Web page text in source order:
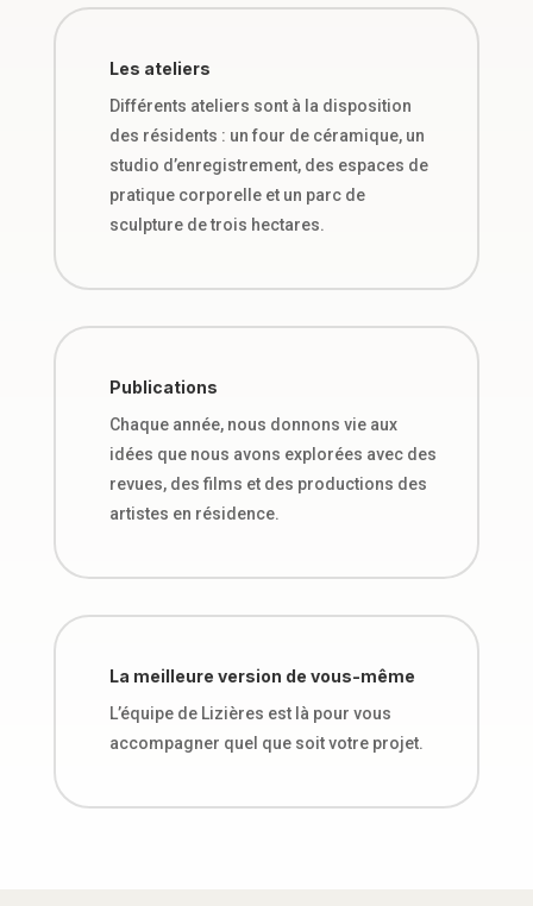
Les ateliers
Différents ateliers sont à la disposition
des résidents : un four de céramique, un
studio d’enregistrement, des espaces de
pratique corporelle et un parc de
sculpture de trois hectares.
Publications
Chaque année, nous donnons vie aux
idées que nous avons explorées avec des
revues, des films et des productions des
artistes en résidence.
La meilleure version de vous-même
L’équipe de Lizières est là pour vous
accompagner quel que soit votre projet.